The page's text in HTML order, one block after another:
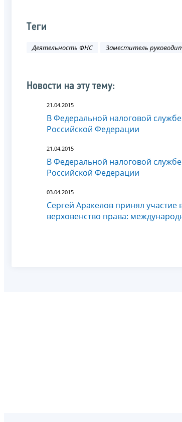
Теги
Деятельность ФНС Заместитель
Новости на эту тему:
21.04.2015
В Федеральной налоговой
Российской Федерации
21.04.2015
В Федеральной налоговой
Российской Федерации
03.04.2015
Сергей Аракелов принял
верховенство права: